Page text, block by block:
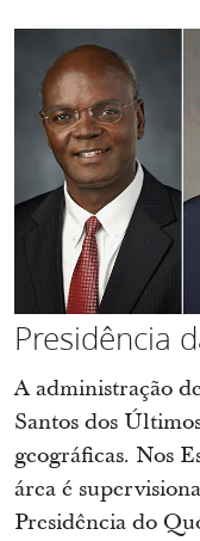
Presidência
A administração
Santos dos
geográficas. Nos
área é
Presidência do